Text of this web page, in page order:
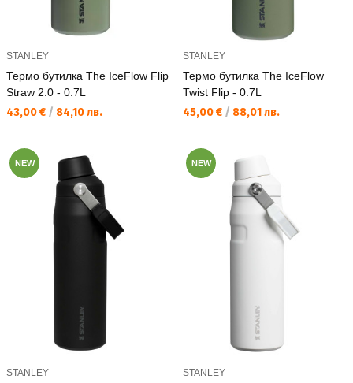
STANLEY
Термо бутилка The IceFlow Flip
Straw 2.0 - 0.7L
Текуща цена:
43,00 € / 84,10 лв.
STANLEY
Термо бутилка The IceFlow
Twist Flip - 0.7L
Текуща цена:
45,00 € / 88,01 лв.
NEW
STANLEY
NEW
STANLEY